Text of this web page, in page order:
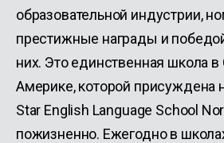
образовательной индустрии,
престижные награды и
них. Это единственная школа
Америке, которой присуждена
Star English Language School
пожизненно. Ежегодно в